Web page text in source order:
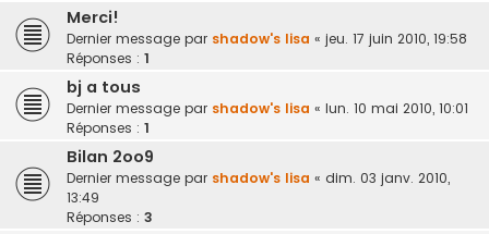
Merci!
Dernier message par shadow's lisa « jeu. 17 juin 2010, 19:58
Réponses : 1
bj a tous
Dernier message par shadow's lisa « lun. 10 mai 2010, 10:01
Réponses : 1
Bilan 2oo9
Dernier message par shadow's lisa « dim. 03 janv. 2010,
13:49
Réponses : 3